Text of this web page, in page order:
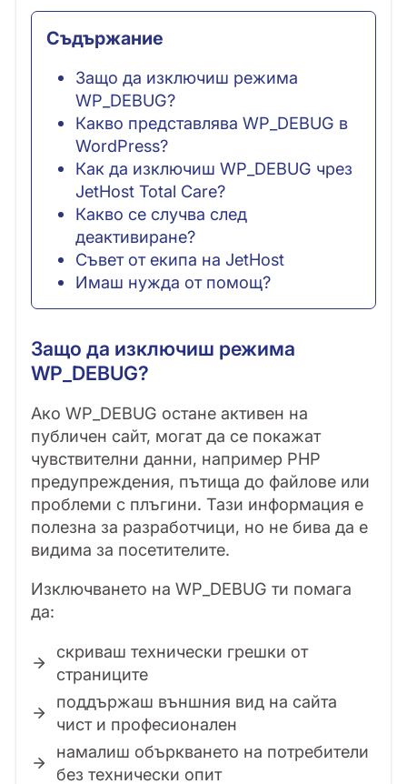
Съдържание
Защо да изключиш режима
WP_DEBUG?
Какво представлява WP_DEBUG в
WordPress?
Как да изключиш WP_DEBUG чрез
JetHost Total Care?
Какво се случва след
деактивиране?
Съвет от екипа на JetHost
Имаш нужда от помощ?
Защо да изключиш режима
WP_DEBUG?
Ако WP_DEBUG остане активен на
публичен сайт, могат да се покажат
чувствителни данни, например PHP
предупреждения, пътища до файлове или
проблеми с плъгини. Тази информация е
полезна за разработчици, но не бива да е
видима за посетителите.
Изключването на WP_DEBUG ти помага
да:
скриваш технически грешки от
страниците
поддържаш външния вид на сайта
чист и професионален
намалиш объркването на потребители
без технически опит